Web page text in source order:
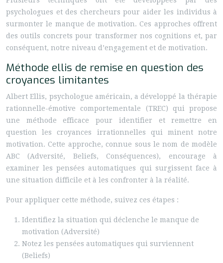
psychologues et des chercheurs pour aider les individus à
surmonter le manque de motivation. Ces approches offrent
des outils concrets pour transformer nos cognitions et, par
conséquent, notre niveau d’engagement et de motivation.
Méthode ellis de remise en question des
croyances limitantes
Albert Ellis, psychologue américain, a développé la thérapie
rationnelle-émotive comportementale (TREC) qui propose
une méthode efficace pour identifier et remettre en
question les croyances irrationnelles qui minent notre
motivation. Cette approche, connue sous le nom de modèle
ABC (Adversité, Beliefs, Conséquences), encourage à
examiner les pensées automatiques qui surgissent face à
une situation difficile et à les confronter à la réalité.
Pour appliquer cette méthode, suivez ces étapes :
Identifiez la situation qui déclenche le manque de
motivation (Adversité)
Notez les pensées automatiques qui surviennent
(Beliefs)